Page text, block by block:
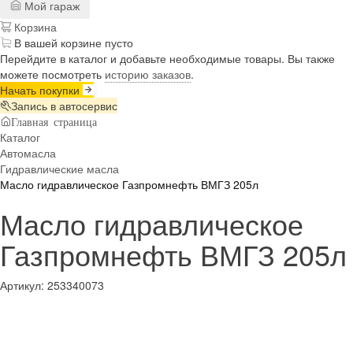
Мой гараж
Корзина
В вашей корзине пусто
Перейдите в каталог и добавьте необходимые товары. Вы также
можете посмотреть историю заказов.
Начать покупки
Запись в автосервис
Главная страница
Каталог
Автомасла
Гидравлические масла
Масло гидравлическое Газпромнефть ВМГЗ 205л
Масло гидравлическое
Газпромнефть ВМГЗ 205л
Артикул: 253340073